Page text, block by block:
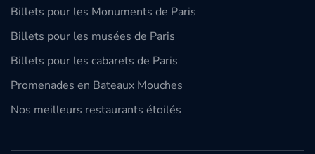
Billets pour les Monuments de Paris
Billets pour les musées de Paris
Billets pour les cabarets de Paris
Promenades en Bateaux Mouches
Nos meilleurs restaurants étoilés